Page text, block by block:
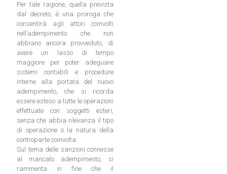
Per tale ragione, quella prevista
dal decreto, è una proroga che
consentirà agli attori coinvolti
nell’adempimento che non
abbiano ancora provveduto, di
avere un lasso di tempo
maggiore per poter adeguare
sistemi contabili e procedure
interne alla portata del nuovo
adempimento, che si ricorda
essere esteso a tutte le operazioni
effettuate con soggetti esteri,
senza che abbia rilevanza il tipo
di operazione o la natura della
controparte coinvolta.
Sul tema delle sanzioni connesse
al mancato adempimento, si
rammenta in fine che il